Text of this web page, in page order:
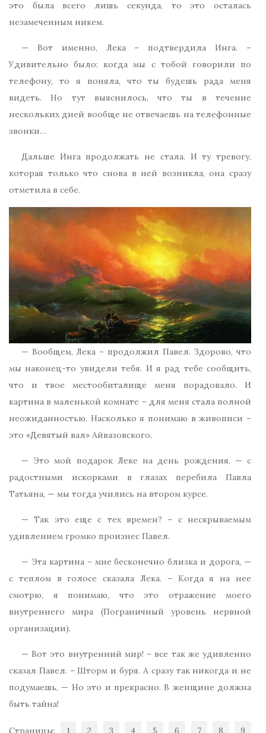
это была всего лишь секунда, то это осталась
незамеченным никем.
— Вот именно, Лека – подтвердила Инга. –
Удивительно было: когда мы с тобой говорили по
телефону, то я поняла, что ты будешь рада меня
видеть. Но тут выяснилось, что ты в течение
нескольких дней вообще не отвечаешь на телефонные
звонки…
Дальше Инга продолжать не стала. И ту тревогу,
которая только что снова в ней возникла, она сразу
отметила в себе.
— Вообщем, Лека – продолжил Павел. Здорово, что
мы наконец-то увидели тебя. И я рад тебе сообщить,
что и твое местообиталище меня порадовало. И
картина в маленькой комнате – для меня стала полной
неожиданностью. Насколько я понимаю в живописи –
это «Девятый вал» Айвазовского.
— Это мой подарок Леке на день рождения, — с
радостными искорками в глазах перебила Павла
Татьяна, — мы тогда учились на втором курсе.
— Так это еще с тех времен? – с нескрываемым
удивлением громко произнес Павел.
— Эта картина – мне бесконечно близка и дорога, —
с теплом в голосе сказала Лека. – Когда я на нее
смотрю, я понимаю, что это отражение моего
внутреннего мира (Пограничный уровень нервной
организации).
— Вот это внутренний мир! – все так же удивленно
сказал Павел. – Шторм и буря. А сразу так никогда и не
подумаешь, — Но это и прекрасно. В женщине должна
быть тайна!